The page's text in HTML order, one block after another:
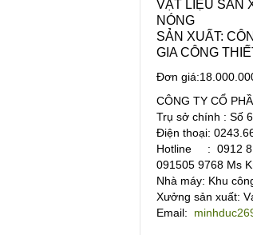
VẬT LIỆU SẢN
NÓNG
SẢN XUẤT:
GIA CÔNG
Đơn
CÔNG TY CỔ
Trụ sở chính : Số
Điện thoại:
Hotline : 0912
091505 9768 Ms
Nhà máy: Khu
Xưởng sản xuất:
Email: